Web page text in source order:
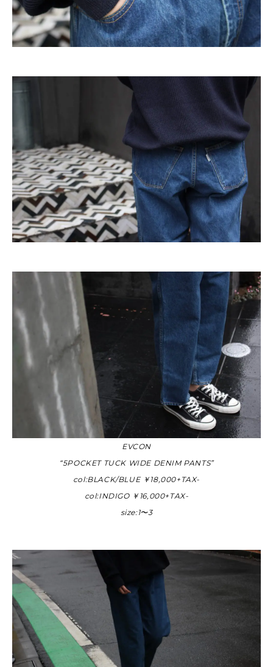
EVCON
“5POCKET TUCK WIDE DENIM PANTS”
col:BLACK/BLUE ￥18,000+TAX-
col:INDIGO ￥16,000+TAX-
size:1〜3